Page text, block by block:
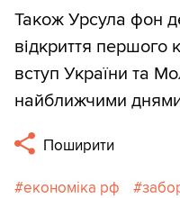
Також Урсула фон
відкриття першого
вступ України та
найближчими
Поширити
економіка рф